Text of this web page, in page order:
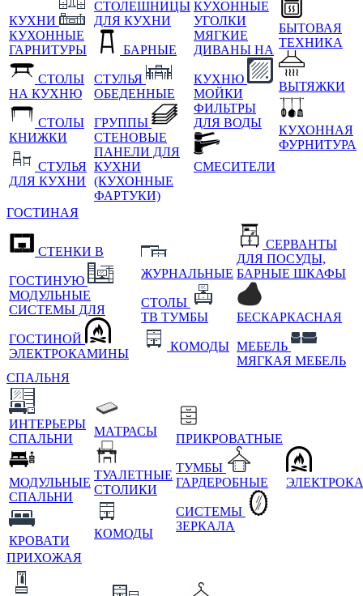
КУХНИ
КУХОННЫЕ
ГАРНИТУРЫ
СТОЛЫ
НА КУХНЮ
СТОЛЫ
КНИЖКИ
СТУЛЬЯ
ДЛЯ КУХНИ
СТОЛЕШНИЦЫ
ДЛЯ КУХНИ
БАРНЫЕ
СТУЛЬЯ
ОБЕДЕННЫЕ
ГРУППЫ
СТЕНОВЫЕ
ПАНЕЛИ ДЛЯ
КУХНИ
(КУХОННЫЕ
ФАРТУКИ)
КУХОННЫЕ
УГОЛКИ
МЯГКИЕ
ДИВАНЫ НА
КУХНЮ
МОЙКИ
ФИЛЬТРЫ
ДЛЯ ВОДЫ
СМЕСИТЕЛИ
БЫТОВАЯ
ТЕХНИКА
ВЫТЯЖКИ
КУХОННАЯ
ФУРНИТУРА
ГОСТИНАЯ
СТЕНКИ В
ГОСТИНУЮ
МОДУЛЬНЫЕ
СИСТЕМЫ ДЛЯ
ГОСТИНОЙ
ЭЛЕКТРОКАМИНЫ
ЖУРНАЛЬНЫЕ
СТОЛЫ
ТВ ТУМБЫ
КОМОДЫ
СЕРВАНТЫ
ДЛЯ ПОСУДЫ,
БАРНЫЕ ШКАФЫ
БЕСКАРКАСНАЯ
МЕБЕЛЬ
МЯГКАЯ МЕБЕЛЬ
СПАЛЬНЯ
ИНТЕРЬЕРЫ
СПАЛЬНИ
МОДУЛЬНЫЕ
СПАЛЬНИ
КРОВАТИ
МАТРАСЫ
ТУАЛЕТНЫЕ
СТОЛИКИ
КОМОДЫ
ПРИКРОВАТНЫЕ
ТУМБЫ
ГАРДЕРОБНЫЕ
СИСТЕМЫ
ЗЕРКАЛА
ПРИХОЖАЯ